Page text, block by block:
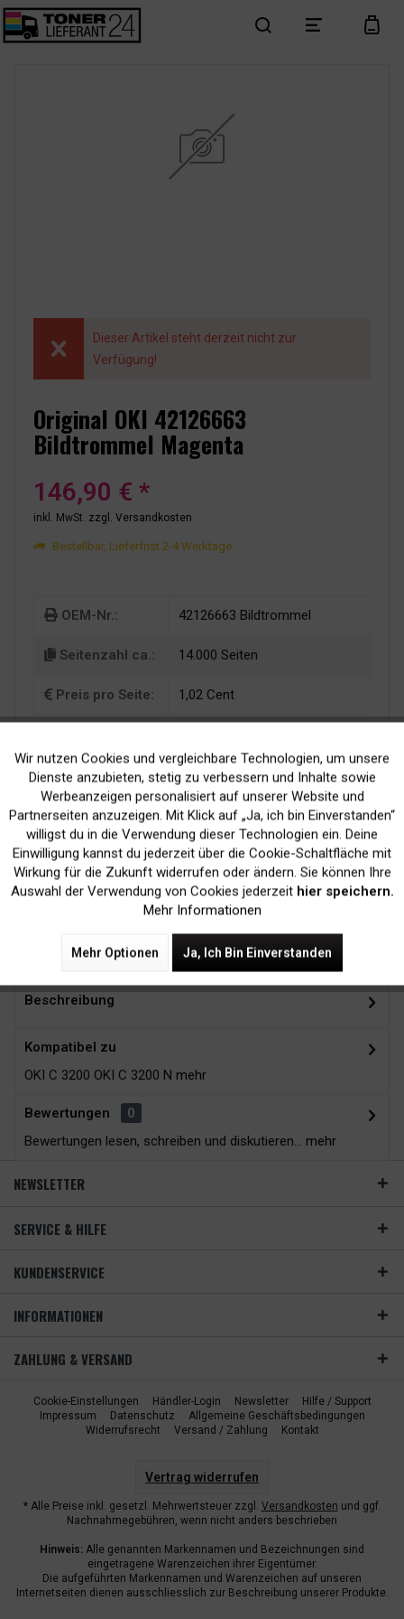
search menu cart
Dieser Artikel steht derzeit nicht zur
Verfügung!
Original OKI 42126663
Bildtrommel Magenta
146,90 € *
inkl. MwSt. zzgl. Versandkosten
Bestellbar, Lieferfrist 2-4 Werktage
OEM-Nr.: 42126663 Bildtrommel
Seitenzahl ca.: 14.000 Seiten
Preis pro Seite: 1,02 Cent
Kein Verlust der
Druckergarantie
Versand innerhalb von
24H*
Zubehör 12
Beschreibung
Kompatibel zu
OKI C 3200 OKI C 3200 N mehr
Bewertungen
0
Bewertungen lesen, schreiben und diskutieren... mehr
NEWSLETTER
SERVICE & HILFE
KUNDENSERVICE
INFORMATIONEN
ZAHLUNG & VERSAND
Cookie-Einstellungen Händler-Login Newsletter
Hilfe / Support
Impressum
Datenschutz
Allgemeine Geschäftsbedingungen
Widerrufsrecht
Versand / Zahlung Kontakt
Vertrag widerrufen
* Alle Preise inkl. gesetzl. Mehrwertsteuer zzgl. Versandkosten und ggf.
Nachnahmegebühren, wenn nicht anders beschrieben
Hinweis: Alle genannten Markennamen und Bezeichnungen sind
eingetragene Warenzeichen ihrer Eigentümer.
Die aufgeführten Markennamen und Warenzeichen auf unseren
Internetseiten dienen ausschliesslich zur Beschreibung unserer Produkte.
Funktionale Aktiv
Marketing Inaktiv
Tracking Inaktiv
Wir nutzen Cookies und vergleichbare Technologien, um unsere
Dienste anzubieten, stetig zu verbessern und Inhalte sowie
Werbeanzeigen personalisiert auf unserer Website und
Partnerseiten anzuzeigen. Mit Klick auf „Ja, ich bin Einverstanden“
willigst du in die Verwendung dieser Technologien ein. Deine
Einwilligung kannst du jederzeit über die Cookie-Schaltfläche mit
Wirkung für die Zukunft widerrufen oder ändern. Sie können Ihre
Auswahl der Verwendung von Cookies jederzeit hier speichern.
Mehr Informationen
Mehr Optionen Ja, Ich Bin Einverstanden